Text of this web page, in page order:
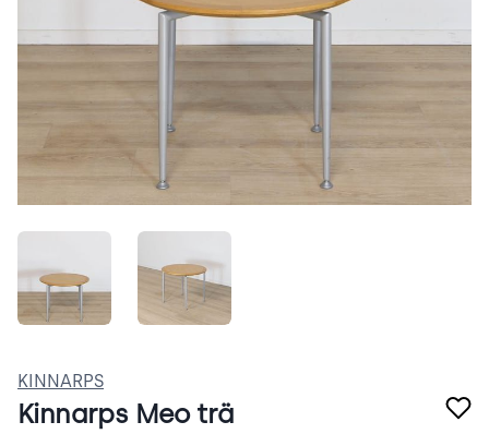
PNTD-kvtrEDO.jpeg
KINNARPS
Kinnarps Meo trä